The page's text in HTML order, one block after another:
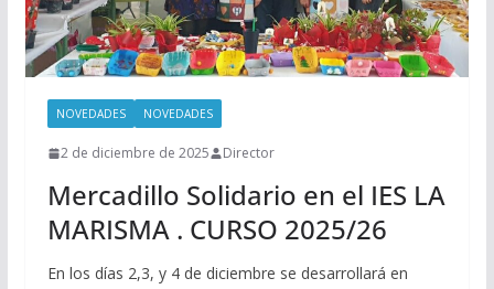
NOVEDADES NOVEDADES
2 de diciembre de 2025 Director
Mercadillo Solidario en el IES LA
MARISMA . CURSO 2025/26
En los días 2,3, y 4 de diciembre se desarrollará en